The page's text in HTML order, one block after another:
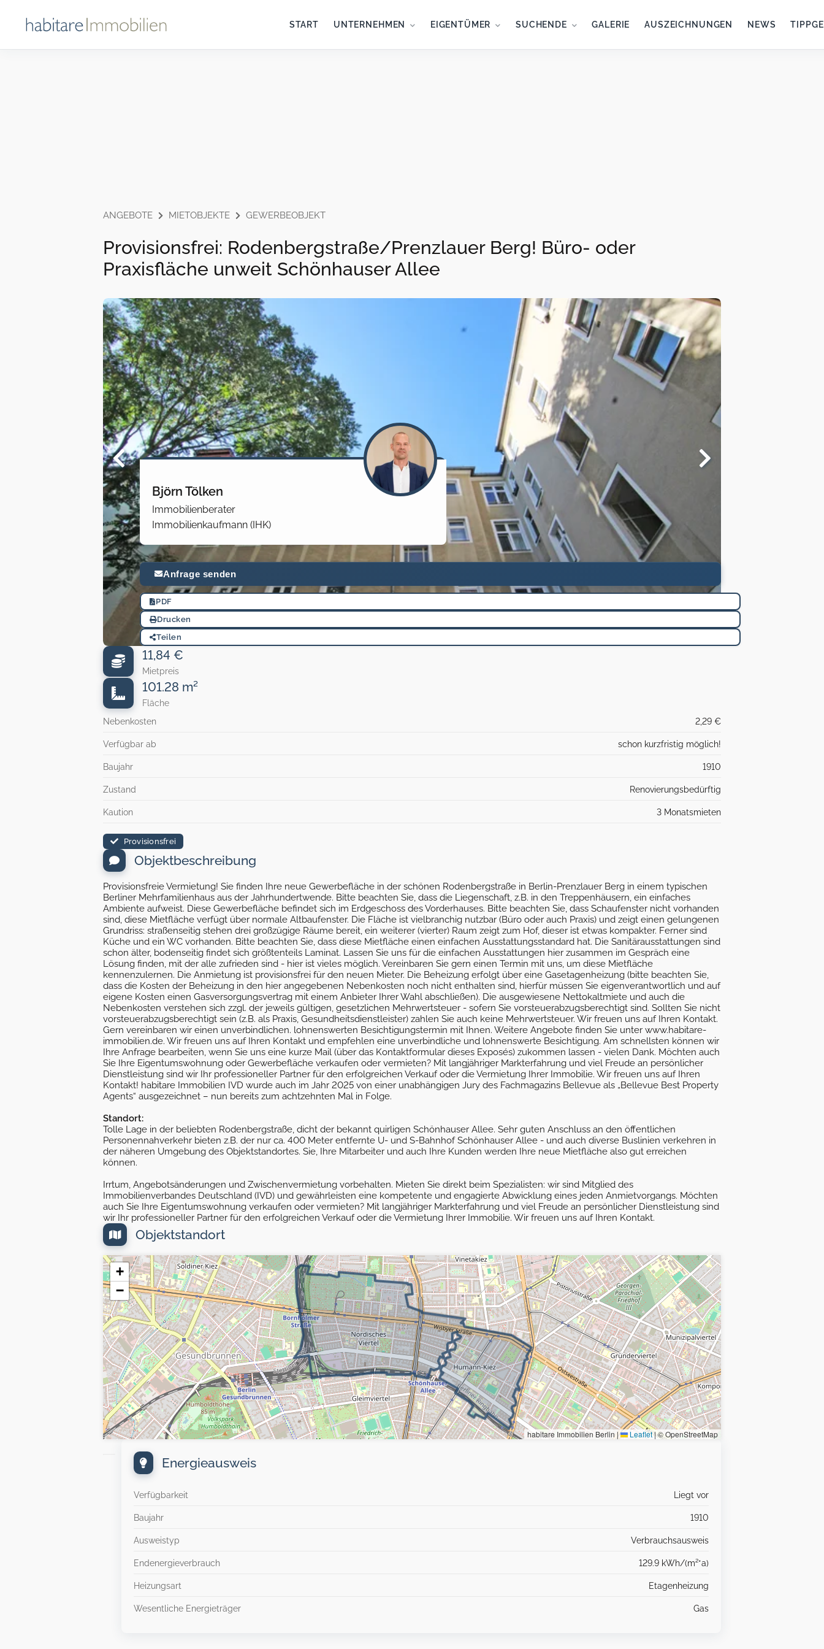
START UNTERNEHMEN EIGENTÜMER SUCHENDE GALERIE AUSZEICHNUNGEN NEWS
ANGEBOTE MIETOBJEKTE GEWERBEOBJEKT
Provisionsfrei: Rodenbergstraße/Prenzlauer Berg! Büro- oder
Praxisfläche unweit Schönhauser Allee
Björn Tölken
Immobilienberater
Immobilienkaufmann (IHK)
Anfrage senden
PDF
Drucken
Teilen
11,84 €
Mietpreis
101.28 m²
Fläche
Nebenkosten
2,29 €
Verfügbar ab schon kurzfristig möglich!
Baujahr 1910
Zustand Renovierungsbedürftig
Kaution 3 Monatsmieten
Provisionsfrei
Objektbeschreibung
Provisionsfreie Vermietung! Sie finden Ihre neue Gewerbefläche in der schönen Rodenbergstraße in Berlin-Prenzlauer Berg in einem typischen
Berliner Mehrfamilienhaus aus der Jahrhundertwende. Bitte beachten Sie, dass die Liegenschaft, z.B. in den Treppenhäusern, ein einfaches
Ambiente aufweist. Diese Gewerbefläche befindet sich im Erdgeschoss des Vorderhauses. Bitte beachten Sie, dass Schaufenster nicht vorhanden
sind, diese Mietfläche verfügt über normale Altbaufenster. Die Fläche ist vielbranchig nutzbar (Büro oder auch Praxis) und zeigt einen gelungenen
Grundriss: straßenseitig stehen drei großzügige Räume bereit, ein weiterer (vierter) Raum zeigt zum Hof, dieser ist etwas kompakter. Ferner sind
Küche und ein WC vorhanden. Bitte beachten Sie, dass diese Mietfläche einen einfachen Ausstattungsstandard hat. Die Sanitärausstattungen sind
schon älter, bodenseitig findet sich größtenteils Laminat. Lassen Sie uns für die einfachen Ausstattungen hier zusammen im Gespräch eine
Lösung finden, mit der alle zufrieden sind - hier ist vieles möglich. Vereinbaren Sie gern einen Termin mit uns, um diese Mietfläche
kennenzulernen. Die Anmietung ist provisionsfrei für den neuen Mieter. Die Beheizung erfolgt über eine Gasetagenheizung (bitte beachten Sie,
dass die Kosten der Beheizung in den hier angegebenen Nebenkosten noch nicht enthalten sind, hierfür müssen Sie eigenverantwortlich und auf
eigene Kosten einen Gasversorgungsvertrag mit einem Anbieter Ihrer Wahl abschließen). Die ausgewiesene Nettokaltmiete und auch die
Nebenkosten verstehen sich zzgl. der jeweils gültigen, gesetzlichen Mehrwertsteuer - sofern Sie vorsteuerabzugsberechtigt sind. Sollten Sie nicht
vorsteuerabzugsberechtigt sein (z.B. als Praxis, Gesundheitsdienstleister) zahlen Sie auch keine Mehrwertsteuer. Wir freuen uns auf Ihren Kontakt.
Gern vereinbaren wir einen unverbindlichen. lohnenswerten Besichtigungstermin mit Ihnen. Weitere Angebote finden Sie unter www.habitare-
immobilien.de. Wir freuen uns auf Ihren Kontakt und empfehlen eine unverbindliche und lohnenswerte Besichtigung. Am schnellsten können wir
Ihre Anfrage bearbeiten, wenn Sie uns eine kurze Mail (über das Kontaktformular dieses Exposés) zukommen lassen - vielen Dank. Möchten auch
Sie Ihre Eigentumswohnung oder Gewerbefläche verkaufen oder vermieten? Mit langjähriger Markterfahrung und viel Freude an persönlicher
Dienstleistung sind wir Ihr professioneller Partner für den erfolgreichen Verkauf oder die Vermietung Ihrer Immobilie. Wir freuen uns auf Ihren
Kontakt! habitare Immobilien IVD wurde auch im Jahr 2025 von einer unabhängigen Jury des Fachmagazins Bellevue als „Bellevue Best Property
Agents“ ausgezeichnet – nun bereits zum achtzehnten Mal in Folge.
Standort:
Tolle Lage in der beliebten Rodenbergstraße, dicht der bekannt quirligen Schönhauser Allee. Sehr guten Anschluss an den öffentlichen
Personennahverkehr bieten z.B. der nur ca. 400 Meter entfernte U- und S-Bahnhof Schönhauser Allee - und auch diverse Buslinien verkehren in
der näheren Umgebung des Objektstandortes. Sie, Ihre Mitarbeiter und auch Ihre Kunden werden Ihre neue Mietfläche also gut erreichen
können.
Irrtum, Angebotsänderungen und Zwischenvermietung vorbehalten. Mieten Sie direkt beim Spezialisten: wir sind Mitglied des
Immobilienverbandes Deutschland (IVD) und gewährleisten eine kompetente und engagierte Abwicklung eines jeden Anmietvorgangs. Möchten
auch Sie Ihre Eigentumswohnung verkaufen oder vermieten? Mit langjähriger Markterfahrung und viel Freude an persönlicher Dienstleistung sind
wir Ihr professioneller Partner für den erfolgreichen Verkauf oder die Vermietung Ihrer Immobilie. Wir freuen uns auf Ihren Kontakt.
Objektstandort
+
−
habitare Immobilien Berlin | Leaflet|© OpenStreetMap
Energieausweis
Verfügbarkeit Liegt vor
Baujahr 1910
Ausweistyp Verbrauchsausweis
Endenergieverbrauch 129.9 kWh/(m²*a)
Heizungsart Etagenheizung
Wesentliche Energieträger Gas